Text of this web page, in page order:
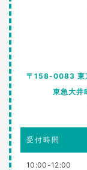
〒158-0083 東
東急大井
受付時間
10:00-12:00